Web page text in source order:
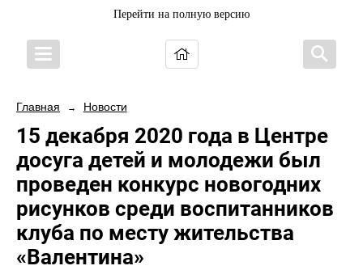
Перейти на полную версию
Главная → Новости
15 декабря 2020 года в Центре
досуга детей и молодежи был
проведен конкурс новогодних
рисунков среди воспитанников
клуба по месту жительства
«Валентина»